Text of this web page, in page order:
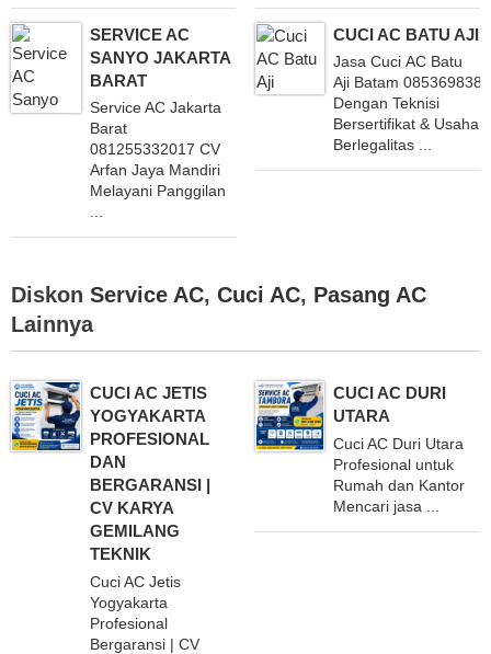
SERVICE AC
SANYO JAKARTA
BARAT
Service AC Jakarta
Barat
081255332017 CV
Arfan Jaya Mandiri
Melayani Panggilan
...
CUCI AC BATU AJI
Jasa Cuci AC Batu
Aji Batam
Dengan Teknisi
Bersertifikat & Usaha
Berlegalitas ...
Diskon Service AC, Cuci AC, Pasang AC
Lainnya
CUCI AC JETIS
YOGYAKARTA
PROFESIONAL
DAN
BERGARANSI |
CV KARYA
GEMILANG
TEKNIK
Cuci AC Jetis
Yogyakarta
Profesional
Bergaransi | CV
CUCI AC DURI
UTARA
Cuci AC Duri Utara
Profesional untuk
Rumah dan Kantor
Mencari jasa ...